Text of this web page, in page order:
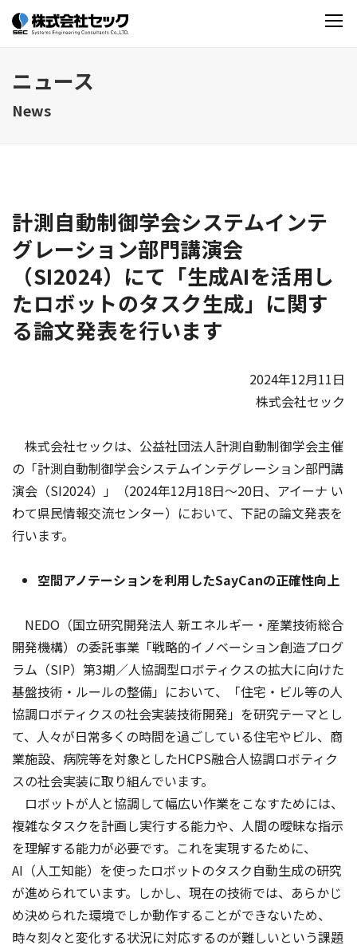
ニュース
News
計測自動制御学会システムインテ
グレーション部門講演会
（SI2024）にて「生成AIを活用し
たロボットのタスク生成」に関す
る論文発表を行います
2024年12月11日
株式会社セック
株式会社セックは、公益社団法人計測自動制御学会主催
の「計測自動制御学会システムインテグレーション部門講
演会（SI2024）」（2024年12月18日～20日、アイーナ い
わて県民情報交流センター）において、下記の論文発表を
行います。
空間アノテーションを利用したSayCanの正確性向上
NEDO（国立研究開発法人 新エネルギー・産業技術総合
開発機構）の委託事業「戦略的イノベーション創造プログ
ラム（SIP）第3期／人協調型ロボティクスの拡大に向けた
基盤技術・ルールの整備」において、「住宅・ビル等の人
協調ロボティクスの社会実装技術開発」を研究テーマとし
て、人々が日常多くの時間を過ごしている住宅やビル、商
業施設、病院等を対象としたHCPS融合人協調ロボティク
スの社会実装に取り組んでいます。
ロボットが人と協調して幅広い作業をこなすためには、
複雑なタスクを計画し実行する能力や、人間の曖昧な指示
を理解する能力が必要です。これを実現するために、
AI（人工知能）を使ったロボットのタスク自動生成の研究
が進められています。しかし、現在の技術では、あらかじ
め決められた環境でしか動作することができないため、
時々刻々と変化する状況に対応するのが難しいという課題